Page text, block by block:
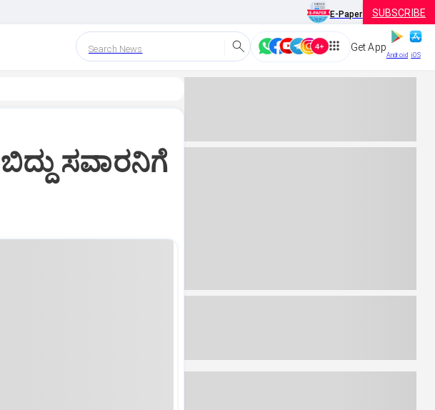
E-Paper SUBSCRIBE
Search News Get App
Android iOS
ಸವಾರನಿಗೆ